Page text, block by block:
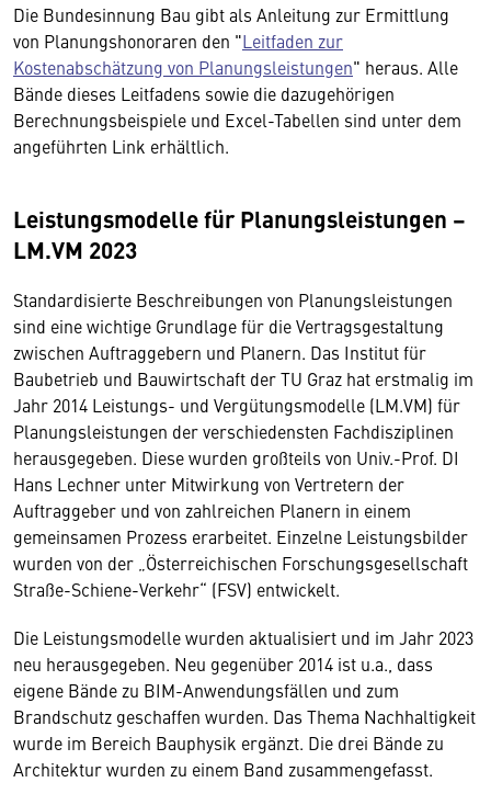
Die Bundesinnung Bau gibt als Anleitung zur Ermittlung
von Planungshonoraren den "Leitfaden zur
Kostenabschätzung von Planungsleistungen" heraus. Alle
Bände dieses Leitfadens sowie die dazugehörigen
Berechnungsbeispiele und Excel-Tabellen sind unter dem
angeführten Link erhältlich.
Leistungsmodelle für Planungsleistungen –
LM.VM 2023
Standardisierte Beschreibungen von Planungsleistungen
sind eine wichtige Grundlage für die Vertragsgestaltung
zwischen Auftraggebern und Planern. Das Institut für
Baubetrieb und Bauwirtschaft der TU Graz hat erstmalig im
Jahr 2014 Leistungs- und Vergütungsmodelle (LM.VM) für
Planungsleistungen der verschiedensten Fachdisziplinen
herausgegeben. Diese wurden großteils von Univ.-Prof. DI
Hans Lechner unter Mitwirkung von Vertretern der
Auftraggeber und von zahlreichen Planern in einem
gemeinsamen Prozess erarbeitet. Einzelne Leistungsbilder
wurden von der „Österreichischen Forschungsgesellschaft
Straße-Schiene-Verkehr“ (FSV) entwickelt.
Die Leistungsmodelle wurden aktualisiert und im Jahr 2023
neu herausgegeben. Neu gegenüber 2014 ist u.a., dass
eigene Bände zu BIM-Anwendungsfällen und zum
Brandschutz geschaffen wurden. Das Thema Nachhaltigkeit
wurde im Bereich Bauphysik ergänzt. Die drei Bände zu
Architektur wurden zu einem Band zusammengefasst.